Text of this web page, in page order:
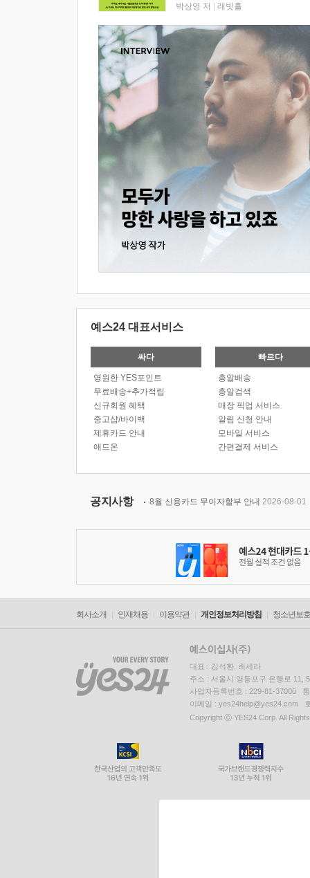
박상영 저 래빗홀
예스24 대표서비스
싸다
영원한 YES포인트
무료배송+추가적립
신규회원 혜택
중고샵/바이백
제휴카드 안내
애드온
빠르다
총알배송
총알검색
매장 픽업 서비스
알림 신청 안내
모바일 서비스
간편결제 서비스
공지사항 8월 신용카드 무이자할부 안내 2026-08-01
회사소개 인재채용 이용약관 개인정보처리방침 청소년보
대표 : 김석환, 최세라
주소 : 서울시 영등포구 은행로 11,
사업자등록번호 : 229-81-37000
이메일 : yes24help@yes24.com
Copyright ⓒ YES24 Corp. All